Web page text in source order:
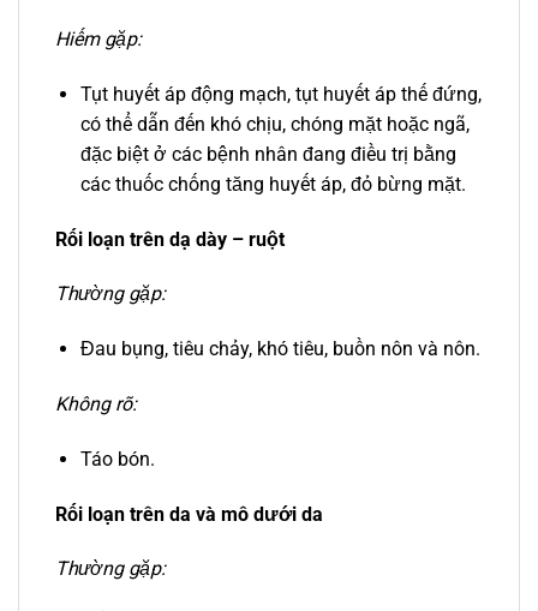
Hiếm gặp:
Tụt huyết áp động mạch, tụt huyết áp thế đứng,
có thể dẫn đến khó chịu, chóng mặt hoặc ngã,
đặc biệt ở các bệnh nhân đang điều trị bằng
các thuốc chống tăng huyết áp, đỏ bừng mặt.
Rối loạn trên dạ dày – ruột
Thường gặp:
Đau bụng, tiêu chảy, khó tiêu, buồn nôn và nôn.
Không rõ:
Táo bón.
Rối loạn trên da và mô dưới da
Thường gặp: